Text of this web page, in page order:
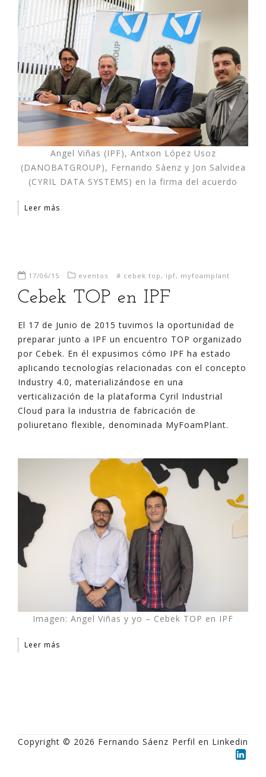
Angel Viñas (IPF), Antxon López Usoz
(DANOBATGROUP), Fernando Sáenz y Jon Salvidea
(CYRIL DATA SYSTEMS) en la firma del acuerdo
Leer más
17/06/15 eventos # cebek top , ipf, myfoamplant
Cebek TOP en IPF
El 17 de Junio de 2015 tuvimos la oportunidad de
preparar junto a IPF un encuentro TOP organizado
por Cebek. En él expusimos cómo IPF ha estado
aplicando tecnologías relacionadas con el concepto
Industry 4.0, materializándose en una
verticalización de la plataforma Cyril Industrial
Cloud para la industria de fabricación de
poliuretano flexible, denominada MyFoamPlant.
Imagen: Angel Viñas y yo – Cebek TOP en IPF
Leer más
Copyright © 2026 Fernando Sáenz Perfil en Linkedin